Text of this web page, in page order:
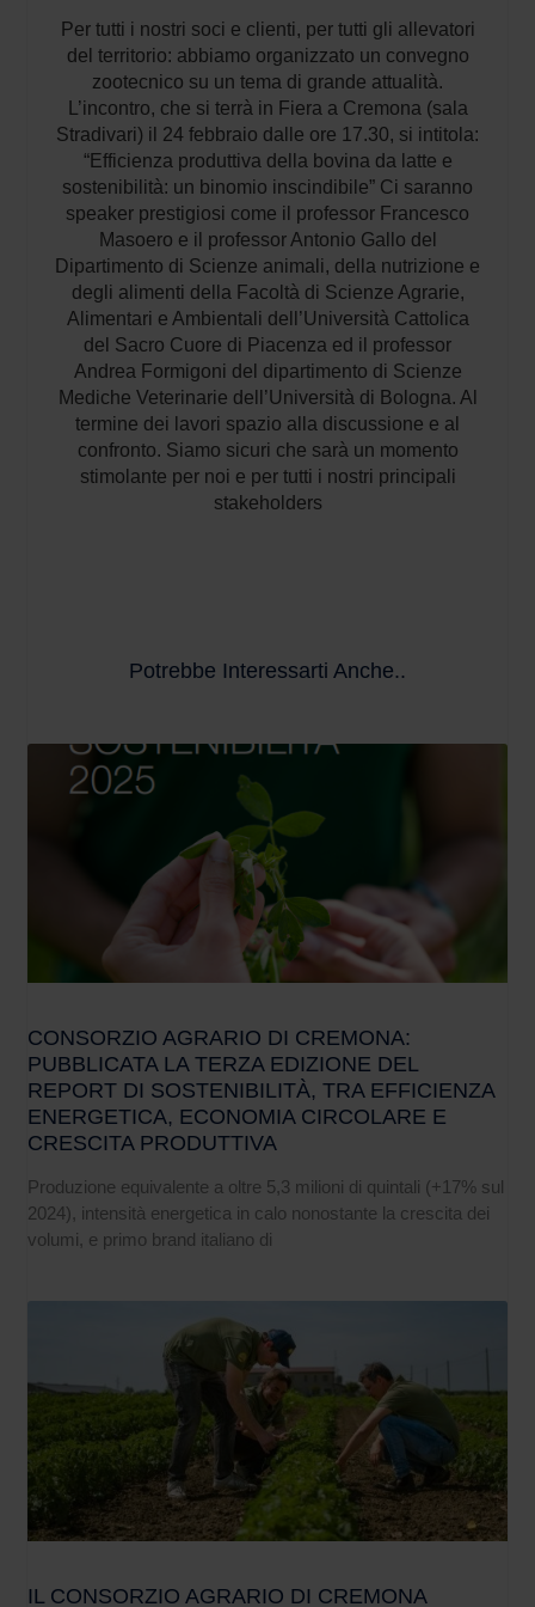
Per tutti i nostri soci e clienti, per tutti gli allevatori
del territorio: abbiamo organizzato un convegno
zootecnico su un tema di grande attualità.
L’incontro, che si terrà in Fiera a Cremona (sala
Stradivari) il 24 febbraio dalle ore 17.30, si intitola:
“Efficienza produttiva della bovina da latte e
sostenibilità: un binomio inscindibile” Ci saranno
speaker prestigiosi come il professor Francesco
Masoero e il professor Antonio Gallo del
Dipartimento di Scienze animali, della nutrizione e
degli alimenti della Facoltà di Scienze Agrarie,
Alimentari e Ambientali dell’Università Cattolica
del Sacro Cuore di Piacenza ed il professor
Andrea Formigoni del dipartimento di Scienze
Mediche Veterinarie dell’Università di Bologna. Al
termine dei lavori spazio alla discussione e al
confronto. Siamo sicuri che sarà un momento
stimolante per noi e per tutti i nostri principali
stakeholders
Potrebbe Interessarti Anche..
CONSORZIO AGRARIO DI CREMONA:
PUBBLICATA LA TERZA EDIZIONE DEL
REPORT DI SOSTENIBILITÀ, TRA EFFICIENZA
ENERGETICA, ECONOMIA CIRCOLARE E
CRESCITA PRODUTTIVA
Produzione equivalente a oltre 5,3 milioni di quintali (+17% sul
2024), intensità energetica in calo nonostante la crescita dei
volumi, e primo brand italiano di
IL CONSORZIO AGRARIO DI CREMONA